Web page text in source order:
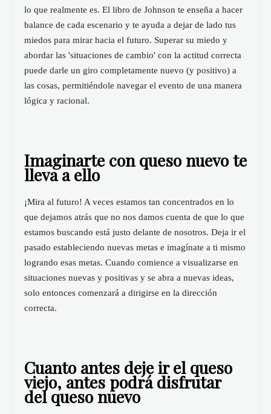
lo que realmente es. El libro de Johnson te enseña a hacer
balance de cada escenario y te ayuda a dejar de lado tus
miedos para mirar hacia el futuro. Superar su miedo y
abordar las 'situaciones de cambio' con la actitud correcta
puede darle un giro completamente nuevo (y positivo) a
las cosas, permitiéndole navegar el evento de una manera
lógica y racional.
Imaginarte con queso nuevo te
lleva a ello
¡Mira al futuro! A veces estamos tan concentrados en lo
que dejamos atrás que no nos damos cuenta de que lo que
estamos buscando está justo delante de nosotros. Deja ir el
pasado estableciendo nuevas metas e imagínate a ti mismo
logrando esas metas. Cuando comience a visualizarse en
situaciones nuevas y positivas y se abra a nuevas ideas,
solo entonces comenzará a dirigirse en la dirección
correcta.
Cuanto antes deje ir el queso
viejo, antes podrá disfrutar
del queso nuevo